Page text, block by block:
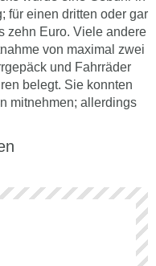
für einen dritten oder gar
zehn Euro. Viele andere
von maximal zwei
und Fahrräder
belegt. Sie konnten
mitnehmen; allerdings